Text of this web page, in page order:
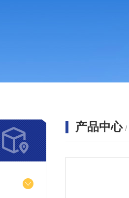
产品中心 /